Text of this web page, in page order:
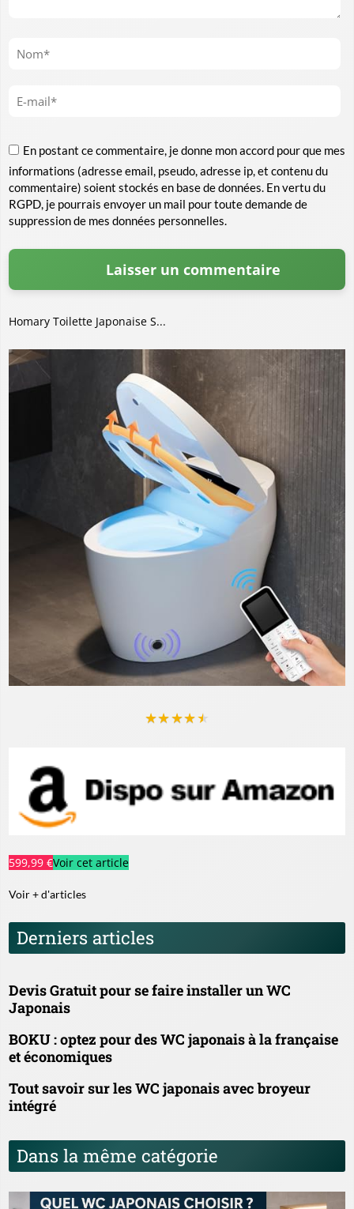
En postant ce commentaire, je donne mon accord pour que mes
informations (adresse email, pseudo, adresse ip, et contenu du
commentaire) soient stockés en base de données. En vertu du
RGPD, je pourrais envoyer un mail pour toute demande de
suppression de mes données personnelles.
Homary Toilette Japonaise S...
★★★★★
599,99 €Voir cet article
Voir + d'articles
Derniers articles
Devis Gratuit pour se faire installer un WC
Japonais
BOKU : optez pour des WC japonais à la française
et économiques
Tout savoir sur les WC japonais avec broyeur
intégré
Dans la même catégorie